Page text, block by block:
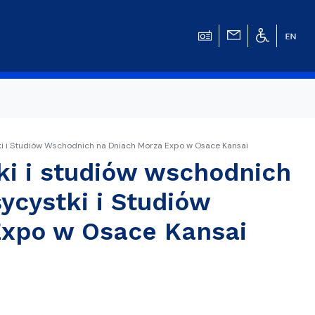
Wschodnich na Dniach Morza Expo w Osace Kansai
i studiów wschodnich
i Studiów
w Osace Kansai